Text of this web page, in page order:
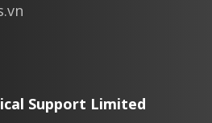
Support Limited